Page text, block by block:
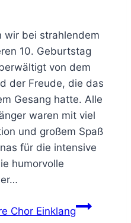
wir bei strahlendem
10. Geburtstag
von dem
der Freude, die das
Gesang hatte. Alle
waren mit viel
und großem Spaß
für die intensive
humorvolle
Chor Einklang